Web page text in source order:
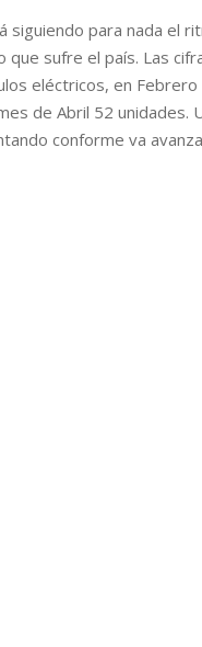
siguiendo para nada el
que sufre el país. Las
eléctricos, en
de Abril 52 unidades.
conforme va